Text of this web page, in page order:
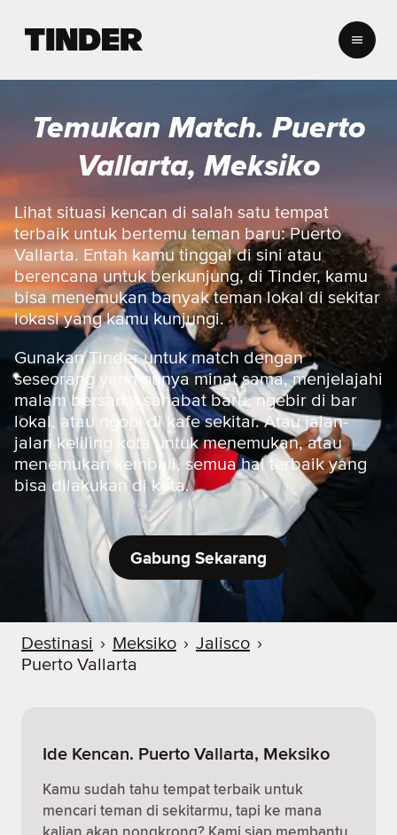
d
T
n
d
e
r
Temukan Match. Puerto
Vallarta, Meksiko
Lihat situasi kencan di salah satu tempat
terbaik untuk bertemu teman baru: Puerto
Vallarta. Entah kamu tinggal di sini atau
berencana untuk berkunjung, di Tinder, kamu
bisa menemukan banyak teman lokal di sekitar
lokasi yang kamu kunjungi.
Gunakan Tinder untuk match dengan
seseorang yang punya minat sama, menjelajahi
malam bersama sahabat baru, ngebir di bar
lokal, atau ngopi di kafe sekitar. Atau jalan-
jalan keliling kota untuk menemukan, atau
menemukan kembali, semua hal terbaik yang
bisa dilakukan di kota.
Gabung Sekarang
Destinasi › Meksiko › Jalisco ›
Puerto Vallarta
Ide Kencan. Puerto Vallarta, Meksiko
Kamu sudah tahu tempat terbaik untuk
mencari teman di sekitarmu, tapi ke mana